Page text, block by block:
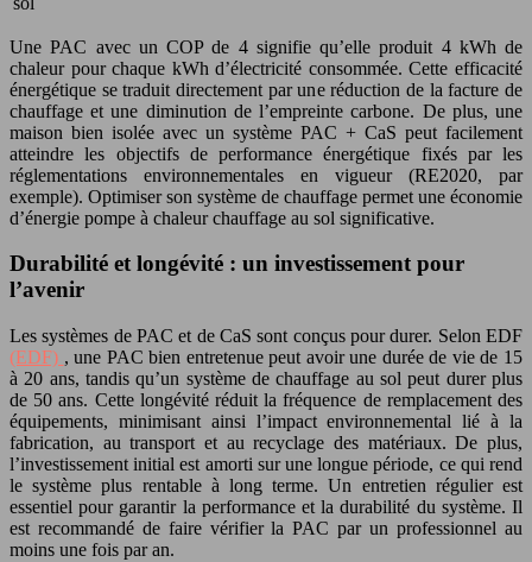
Une PAC avec un COP de 4 signifie qu’elle produit 4 kWh de
chaleur pour chaque kWh d’électricité consommée. Cette efficacité
énergétique se traduit directement par une réduction de la facture de
chauffage et une diminution de l’empreinte carbone. De plus, une
maison bien isolée avec un système PAC + CaS peut facilement
atteindre les objectifs de performance énergétique fixés par les
réglementations environnementales en vigueur (RE2020, par
exemple). Optimiser son système de chauffage permet une économie
d’énergie pompe à chaleur chauffage au sol significative.
Durabilité et longévité : un investissement pour
l’avenir
Les systèmes de PAC et de CaS sont conçus pour durer. Selon EDF
(EDF) , une PAC bien entretenue peut avoir une durée de vie de 15
à 20 ans, tandis qu’un système de chauffage au sol peut durer plus
de 50 ans. Cette longévité réduit la fréquence de remplacement des
équipements, minimisant ainsi l’impact environnemental lié à la
fabrication, au transport et au recyclage des matériaux. De plus,
l’investissement initial est amorti sur une longue période, ce qui rend
le système plus rentable à long terme. Un entretien régulier est
essentiel pour garantir la performance et la durabilité du système. Il
est recommandé de faire vérifier la PAC par un professionnel au
moins une fois par an.